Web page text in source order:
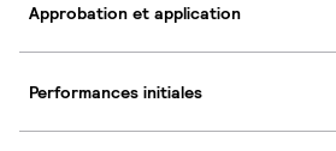
Approbation et application
Performances initiales